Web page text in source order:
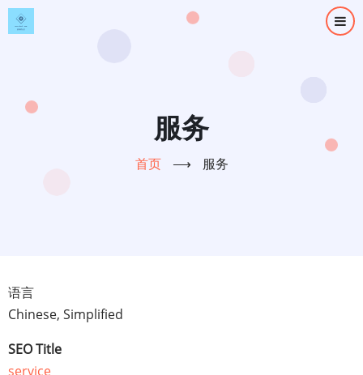
跳
转
服务
首页 ⟶ 服务
语言
Chinese, Simplified
SEO Title
service